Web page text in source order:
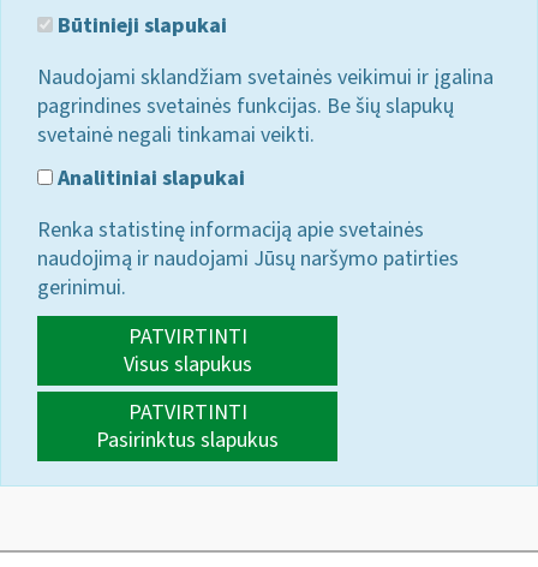
Būtinieji slapukai
Naudojami sklandžiam svetainės veikimui ir įgalina
pagrindines svetainės funkcijas. Be šių slapukų
svetainė negali tinkamai veikti.
Analitiniai slapukai
Renka statistinę informaciją apie svetainės
naudojimą ir naudojami Jūsų naršymo patirties
gerinimui.
PATVIRTINTI
Visus slapukus
PATVIRTINTI
Pasirinktus slapukus